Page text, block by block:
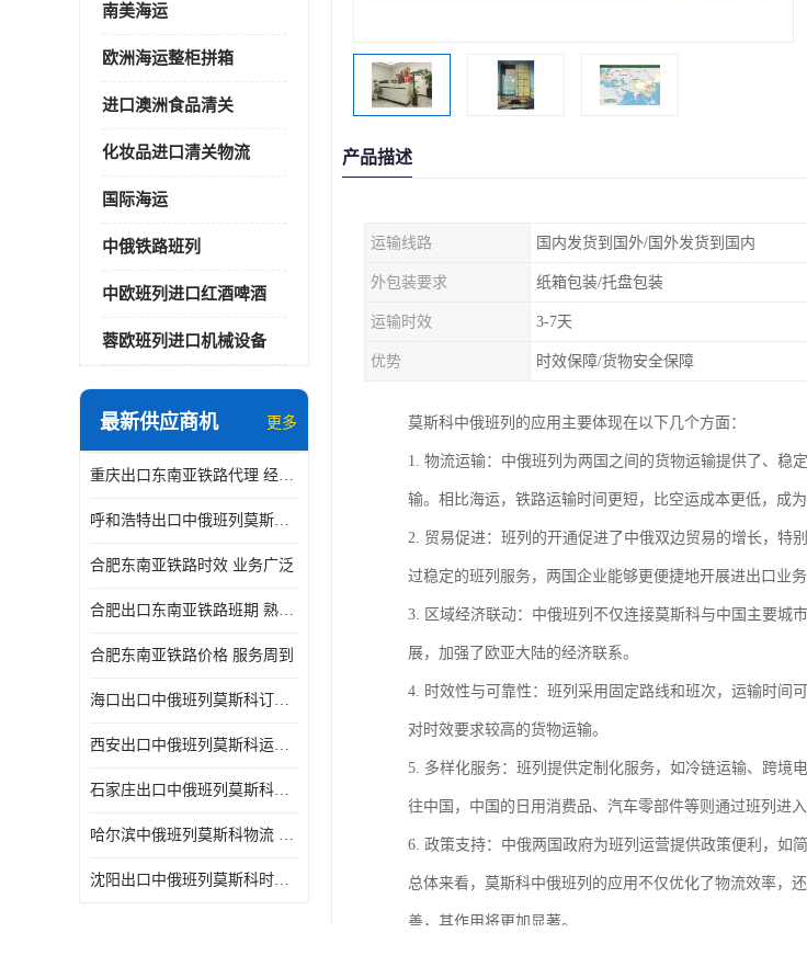
南美海运
欧洲海运整柜拼箱
进口澳洲食品清关
化妆品进口清关物流
国际海运
中俄铁路班列
中欧班列进口红酒啤酒
蓉欧班列进口机械设备
最新供应商机 更多
重庆出口东南亚铁路代理 经验丰富
呼和浩特出口中俄班列莫斯科物流 安全省心
合肥东南亚铁路时效 业务广泛
合肥出口东南亚铁路班期 熟悉条款
合肥东南亚铁路价格 服务周到
海口出口中俄班列莫斯科订舱 可选择面广
西安出口中俄班列莫斯科运输 专线往返
石家庄出口中俄班列莫斯科班列 一站式服务
哈尔滨中俄班列莫斯科物流 快速到达
沈阳出口中俄班列莫斯科时间 方便快捷可靠性好
产品描述
运输线路 国内发货到国外/国外发货到国内
外包装要求 纸箱包装/托盘包装
运输时效 3-7天
优势 时效保障/货物安全保障
莫斯科中俄班列的应用主要体现在以下几个方面：
1. 物流运输：中俄班列为两国之间的货物运输提供了、稳
输。相比海运，铁路运输时间更短，比空运成本更低，成
2. 贸易促进：班列的开通促进了中俄双边贸易的增长，特
过稳定的班列服务，两国企业能够更便捷地开展进出口业务
3. 区域经济联动：中俄班列不仅连接莫斯科与中国主要城
展，加强了欧亚大陆的经济联系。
4. 时效性与可靠性：班列采用固定路线和班次，运输时间
对时效要求较高的货物运输。
5. 多样化服务：班列提供定制化服务，如冷链运输、跨境
往中国，中国的日用消费品、汽车零部件等则通过班列进入
6. 政策支持：中俄两国政府为班列运营提供政策便利，如
总体来看，莫斯科中俄班列的应用不仅优化了物流效率，
善，其作用将更加显著。